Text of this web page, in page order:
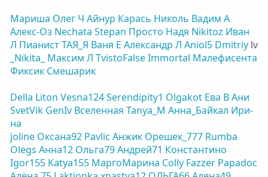
Мариша Олег Ч Айнур Карась Николь Вадим А
Алекс-Оз Nechata Stepan Просто Надя Nikitoz Иван
Л ПианистТАЯ_Я Ваня Е Александр Л Aniol5 Dmitriylv
_Nikita_ Максим Л TvistoFalseImmortal Малефисента
Фиксик Смешарик
Della Liton Vesna124Serendipity1 Olgakot Ева ВАни
SvetVik GenIv Вселенная Tanya_M Анна_Байкал Ири-
на
joline Оксана92 Pavlic Анжик Орешек_777 Rumba
Olegs Анна12 Ольга79Андрей71 Константино
Igor155 Katya155 МаргоМарина Colly Fazzer Papadoc